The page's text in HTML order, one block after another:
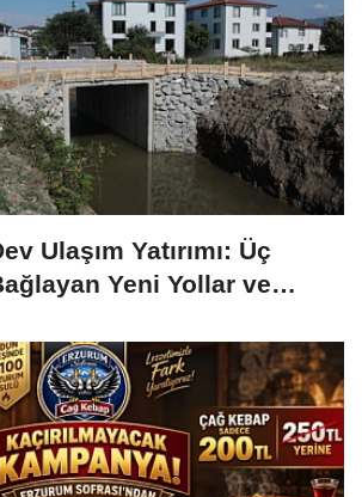
Ulaşım Yatırımı: Üç
Yeni Yollar ve